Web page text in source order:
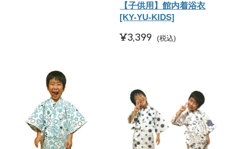
【子供用】館内着浴衣
[KY-YU-KIDS]
¥3,399 税込